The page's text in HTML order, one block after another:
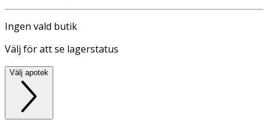
Ingen vald butik
Välj för att se lagerstatus
Välj apotek